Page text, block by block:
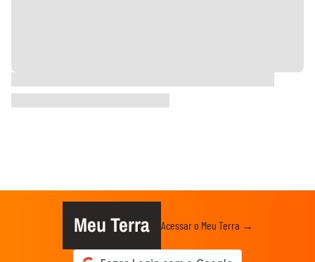
Meu Terra Acessar o Meu Terra →